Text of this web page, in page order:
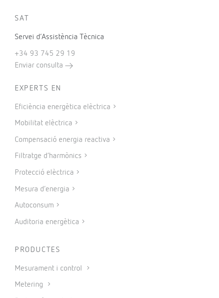
SAT
Servei d’Assistència Tècnica
+34 93 745 29 19
Enviar consulta
EXPERTS EN
Eficiència energètica elèctrica
Mobilitat elèctrica
Compensació energia reactiva
Filtratge d’harmònics
Protecció elèctrica
Mesura d’energia
Autoconsum
Auditoria energètica
PRODUCTES
Mesurament i control
Metering